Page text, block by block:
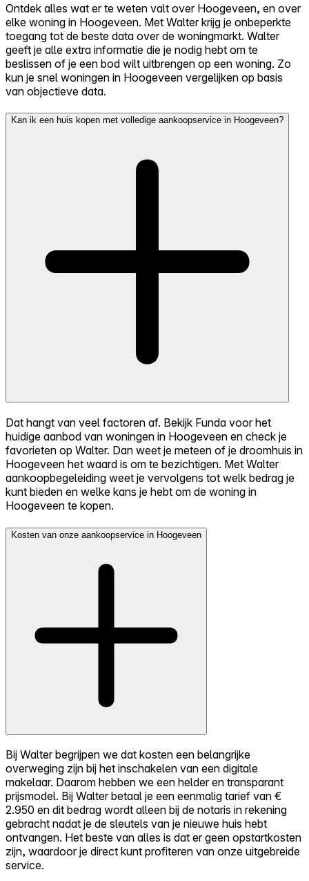
Ontdek alles wat er te weten valt over Hoogeveen, en over
elke woning in Hoogeveen. Met Walter krijg je onbeperkte
toegang tot de beste data over de woningmarkt. Walter
geeft je alle extra informatie die je nodig hebt om te
beslissen of je een bod wilt uitbrengen op een woning. Zo
kun je snel woningen in Hoogeveen vergelijken op basis
van objectieve data.
Kan ik een huis kopen met volledige aankoopservice in Hoogeveen?
Dat hangt van veel factoren af. Bekijk Funda voor het
huidige aanbod van woningen in Hoogeveen en check je
favorieten op Walter. Dan weet je meteen of je droomhuis in
Hoogeveen het waard is om te bezichtigen. Met Walter
aankoopbegeleiding weet je vervolgens tot welk bedrag je
kunt bieden en welke kans je hebt om de woning in
Hoogeveen te kopen.
Kosten van onze aankoopservice in Hoogeveen
Bij Walter begrijpen we dat kosten een belangrijke
overweging zijn bij het inschakelen van een digitale
makelaar. Daarom hebben we een helder en transparant
prijsmodel. Bij Walter betaal je een eenmalig tarief van €
2.950 en dit bedrag wordt alleen bij de notaris in rekening
gebracht nadat je de sleutels van je nieuwe huis hebt
ontvangen. Het beste van alles is dat er geen opstartkosten
zijn, waardoor je direct kunt profiteren van onze uitgebreide
service.